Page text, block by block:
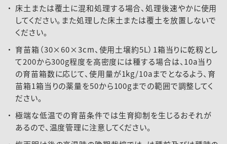
床土または覆土に混和処理する場合、処理後速やかに使用
してください。また処理した床土または覆土を放置しないで
ください。
育苗箱（30×60×3cm、使用土壌約5L）1箱当りに乾籾とし
て200から300g程度を高密度には種する場合は、10a当り
の育苗箱数に応じて、使用量が1kg/10aまでとなるよう、育
苗箱1箱当りの薬量を50から100gまでの範囲で調整してく
ださい。
極端な低温での育苗条件では生育抑制を生じるおそれが
あるので、温度管理に注意してください。